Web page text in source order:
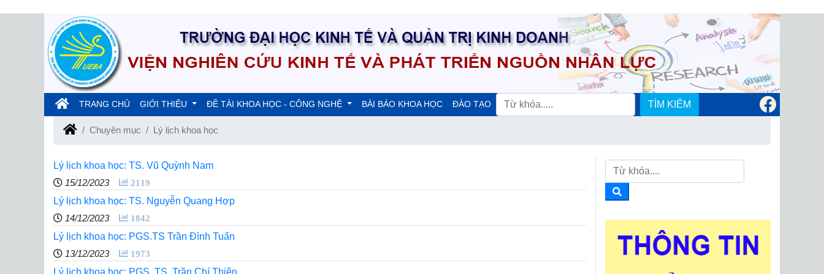
TRANG CHỦ (current)
GIỚI THIỆU ĐỀ TÀI KHOA HỌC - CÔNG NGHỆ BÀI BÁO KHOA HỌC ĐÀO TẠO TÌM KIẾM
Chuyên mục Lý lịch khoa học
Lý lịch khoa học: TS. Vũ Quỳnh Nam
15/12/2023
2119
Lý lịch khoa học: TS. Nguyễn Quang Hợp
14/12/2023
1842
Lý lịch khoa học: PGS.TS Trần Đình Tuấn
13/12/2023
1973
Lý lịch khoa học: PGS. TS. Trần Chí Thiện